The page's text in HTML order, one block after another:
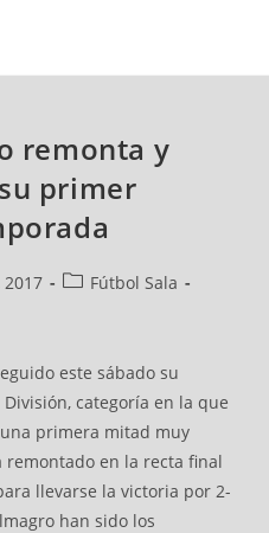
remonta y
primer
Fútbol Sala
este sábado su
categoría en la que
primera mitad muy
en la recta final
llevarse la victoria por 2-
han sido los